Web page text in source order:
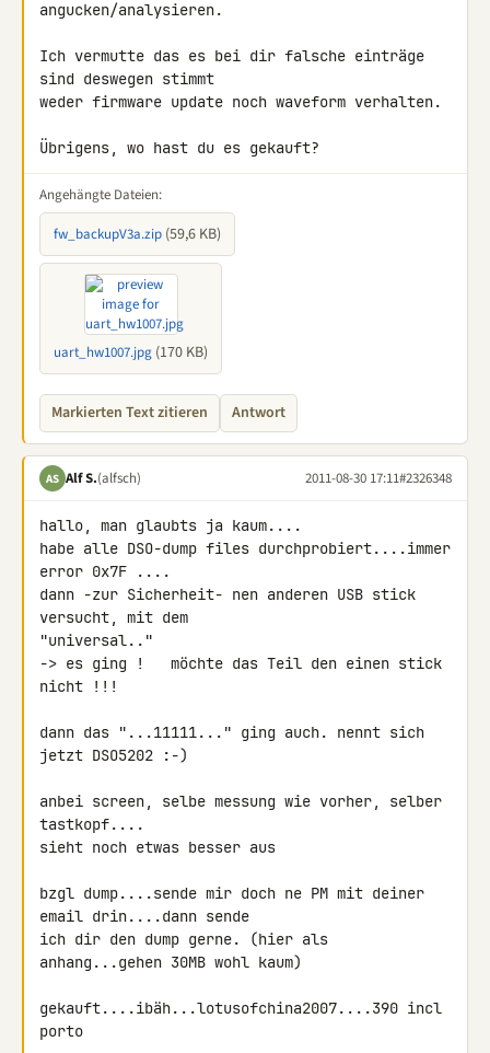
angucken/analysieren.
Ich vermutte das es bei dir falsche einträge
sind deswegen stimmt
weder firmware update noch waveform verhalten.
Übrigens, wo hast du es gekauft?
Angehängte Dateien:
fw_backupV3a.zip (59,6 KB)
uart_hw1007.jpg (170 KB)
Markierten Text zitieren Antwort
AS Alf S.(alfsch) 2011-08-30 17:11#2326348
hallo, man glaubts ja kaum....
habe alle DSO-dump files durchprobiert....immer
error 0x7F ....
dann -zur Sicherheit- nen anderen USB stick
versucht, mit dem
"universal.."
-> es ging !   möchte das Teil den einen stick
nicht !!!
dann das "...11111..." ging auch. nennt sich
jetzt DSO5202 :-)
anbei screen, selbe messung wie vorher, selber
tastkopf....
sieht noch etwas besser aus
bzgl dump....sende mir doch ne PM mit deiner
email drin....dann sende
ich dir den dump gerne. (hier als
anhang...gehen 30MB wohl kaum)
gekauft....ibäh...lotusofchina2007....390 incl
porto